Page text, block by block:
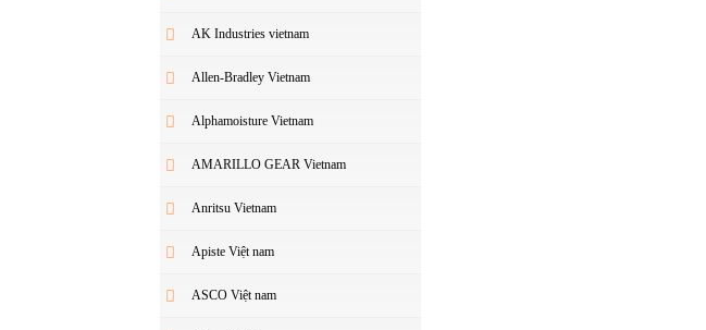
AK Industries vietnam
Allen-Bradley Vietnam
Alphamoisture Vietnam
AMARILLO GEAR Vietnam
Anritsu Vietnam
Apiste Việt nam
ASCO Việt nam